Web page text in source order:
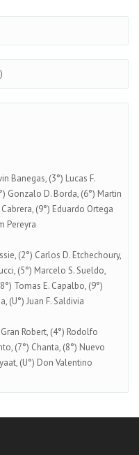
Banegas, (3°) Lucas F.
Gonzalo D. Borda, (6°) Martin
(9°) Eduardo Ortega
Pereyra
(2°) Carlos D. Etchechoury,
(5°) Marcelo S. Sueldo,
Tomas E. Capalbo, (9°)
(U°) Juan F. Saldivia
Robert, (4°) Rodolfo
(7°) Chanta, (8°) Nuevo
(U°) Don Valentino